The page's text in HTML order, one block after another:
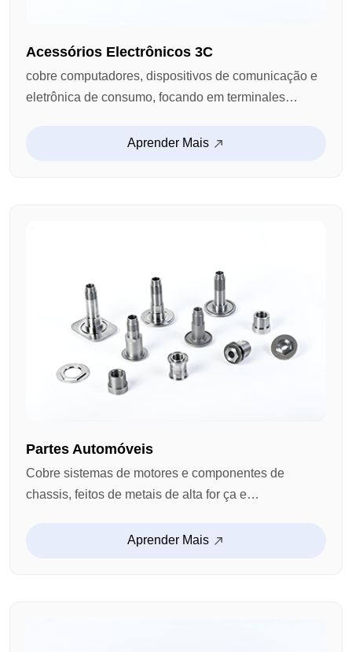
Acessórios Electrônicos 3C
cobre computadores, dispositivos de comunicação e
eletrônica de consumo, focando em terminales
Precisamente de tamanho, fácil de instalar, e custo-
Aprender Mais
Partes Automóveis
Cobre sistemas de motores e componentes de
chassis, feitos de metais de alta for ça e
durabilidade e resistência ao uso. Precisamente
Aprender Mais